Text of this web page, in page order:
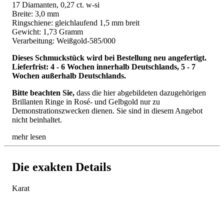
17 Diamanten, 0,27 ct. w-si
Breite: 3,0 mm
Ringschiene: gleichlaufend 1,5 mm breit
Gewicht: 1,73 Gramm
Verarbeitung: Weißgold-585/000
Dieses Schmuckstück wird bei Bestellung neu angefertigt.
Lieferfrist: 4 - 6 Wochen innerhalb Deutschlands, 5 - 7
Wochen außerhalb Deutschlands.
Bitte beachten Sie, dass die hier abgebildeten dazugehörigen
Brillanten Ringe in Rosé- und Gelbgold nur zu
Demonstrationszwecken dienen. Sie sind in diesem Angebot
nicht beinhaltet.
mehr lesen
Die exakten Details
Karat